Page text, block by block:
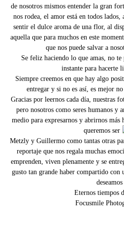
de nosotros mismos entender la gran
nos rodea, el amor está en todos
sentir el dulce aroma de una flor, al
aquella que para muchos en este
que nos puede salvar a
Se feliz haciendo lo que amas, no te
instante para hacerte
Siempre creemos en que hay algo
entregar y si no es así, es mejor
Gracias por leernos cada día, nuestras
pero nosotros como seres humanos y
medio para expresarnos y abrirnos más
queremos ser
Metzly y Guillermo como tantas otras
reportaje que nos regala muchas
emprenden, viven plenamente y se
gusto tan grande haber compartido con
deseamos
Eternos tiempos
Focusmile